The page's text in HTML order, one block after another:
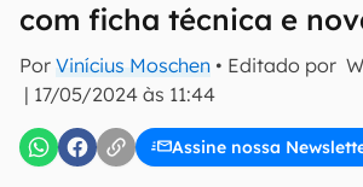
com ficha técnica e
Por Vinícius Moschen • Editado por
| 17/05/2024 às 11:44
Assine nossa
E-mail